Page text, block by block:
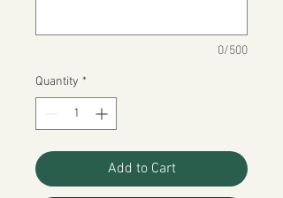
0/500
Quantity *
Add to Cart